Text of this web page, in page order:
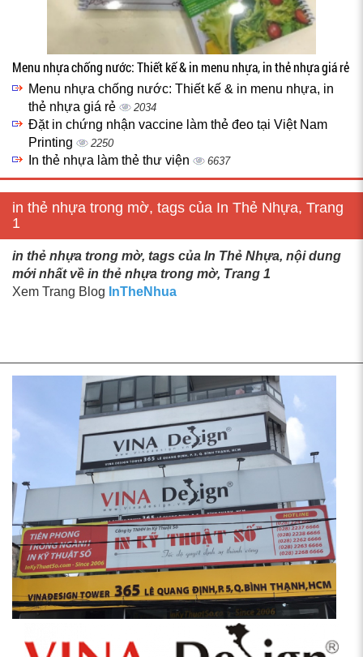
Menu nhựa chống nước: Thiết kế & in menu nhựa, in thẻ nhựa giá rẻ
Menu nhựa chống nước: Thiết kế & in menu nhựa, in
thẻ nhựa giá rẻ
2034
Đặt in chứng nhận vaccine làm thẻ đeo tại Việt Nam
Printing
2250
In thẻ nhựa làm thẻ thư viện 6637
in thẻ nhựa trong mờ, tags của In Thẻ Nhựa, Trang
1
in thẻ nhựa trong mờ, tags của In Thẻ Nhựa, nội dung
mới nhất về in thẻ nhựa trong mờ, Trang 1
Xem Trang Blog InTheNhua